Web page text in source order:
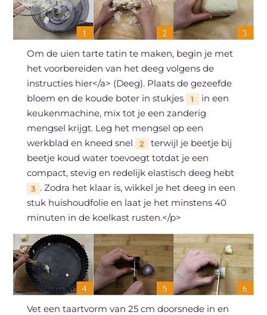
Om de uien tarte tatin te maken, begin je met
het voorbereiden van het deeg volgens de
instructies hier</a> (Deeg). Plaats de gezeefde
bloem en de koude boter in stukjes
1
in een
keukenmachine, mix tot je een zanderig
mengsel krijgt. Leg het mengsel op een
werkblad en kneed snel
2
terwijl je beetje bij
beetje koud water toevoegt totdat je een
compact, stevig en redelijk elastisch deeg hebt
3 . Zodra het klaar is, wikkel je het deeg in een
stuk huishoudfolie en laat je het minstens 40
minuten in de koelkast rusten.</p>
Vet een taartvorm van 25 cm doorsnede in en